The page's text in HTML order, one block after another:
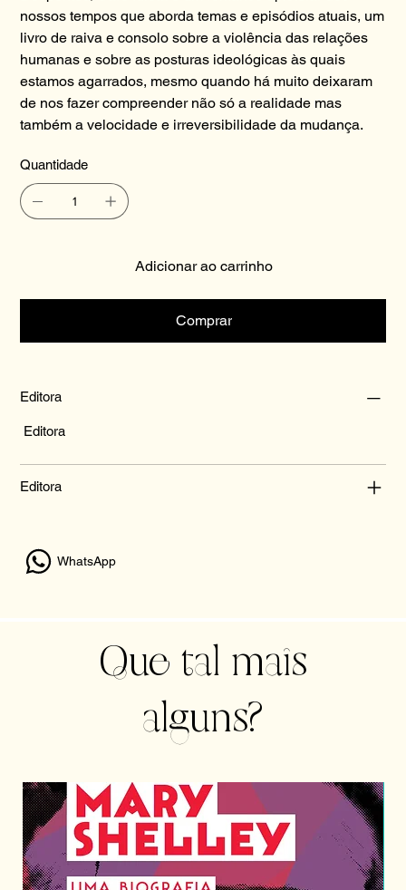
nossos tempos que aborda temas e episódios atuais, um
livro de raiva e consolo sobre a violência das relações
humanas e sobre as posturas ideológicas às quais
estamos agarrados, mesmo quando há muito deixaram
de nos fazer compreender não só a realidade mas
também a velocidade e irreversibilidade da mudança.
Quantidade
Adicionar ao carrinho
Comprar
Editora
Editora
Editora
WhatsApp
Que tal mais
alguns?